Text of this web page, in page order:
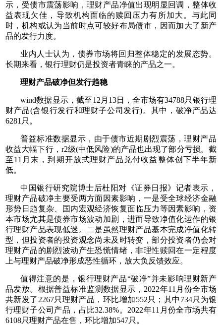
示，受债市震荡影响，理财产品净值出现明显回调，整体收
益表现欠佳，导致机构面临的赎回压力有所加大。与此同
时，机构或认为当前时点可较好布局债市，因而加大了新产
品的发行力度。
业内人士认为，债券市场将回归整体稳定的发展态势。
长期来看，银行理财仍是投资者青睐的产品之一。
理财产品破净但发行趋稳
wind数据显示，截至12月13日，全市场有34788只银行理
财产品(含银行发行和理财子公司发行)。其中，破净产品达
6281只。
普益标准数据显示，由于债市近期剧烈震荡，理财产品
收益大幅下行，r2级(中低风险)的产品也出现了部分亏损。截
至11月末，到期开放式理财产品兑付收益整体创下半年新
低。
中国银行研究院博士后杜阳对《证券日报》记者表示，
理财产品破净主要受两方面因素影响，一是受全球经济金融
形势日趋复杂、国内宏观经济恢复面临压力等因素影响，资
本市场尤其是债券市场波动加剧，进而导致净值化运作的银
行理财产品表现低迷。二是虽然理财产品基本完成净值化转
型，但投资者的投资观念尚未及时转变，部分投资者仍会对
理财产品的剧烈波动产生恐慌情绪，非理性赎回在一定程度
上与理财产品破净形成恶性循环，放大负反馈效应。
值得注意的是，银行理财产品“破净”并未影响理财新产
品发放。根据普益标准监测数据显示，2022年11月份全市场
共新发了2267只理财产品，环比增加552只；其中734只为银
行理财子公司产品，占比32.38%。2022年11月份全市场共有
6108只理财产品在售，环比增加547只。